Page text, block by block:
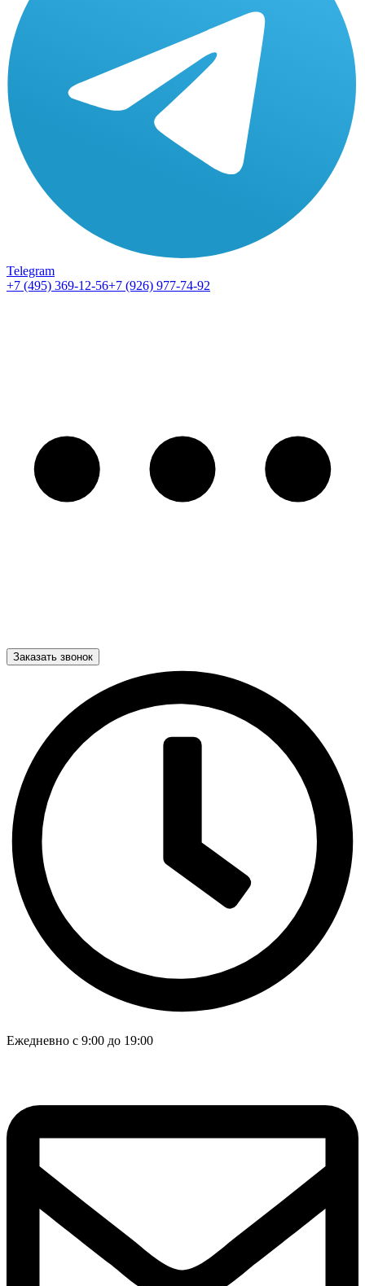
Telegram
+7 (495) 369-12-56+7 (926) 977-74-92
Заказать звонок
Ежедневно с 9:00 до 19:00